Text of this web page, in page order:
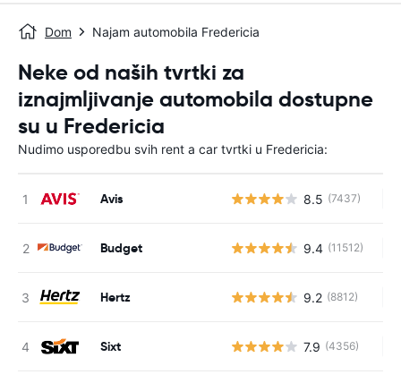
Dom Najam automobila Fredericia
Neke od naših tvrtki za
iznajmljivanje automobila dostupne
su u Fredericia
Nudimo usporedbu svih rent a car tvrtki u Fredericia:
Avis 8.5 (7437)
Budget 9.4 (11512)
Hertz 9.2 (8812)
Sixt 7.9 (4356)